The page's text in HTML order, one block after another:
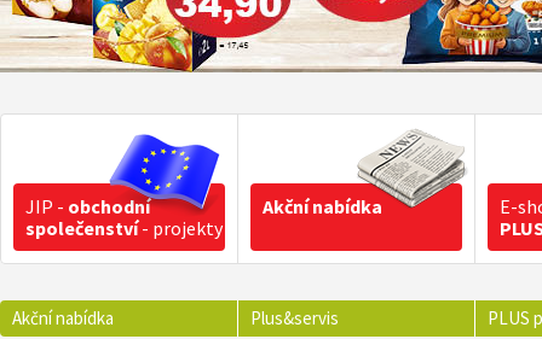
JIP - obchodní
společenství- projekty
Akční nabídka
E-
Akční nabídka Plus&servis PLUS